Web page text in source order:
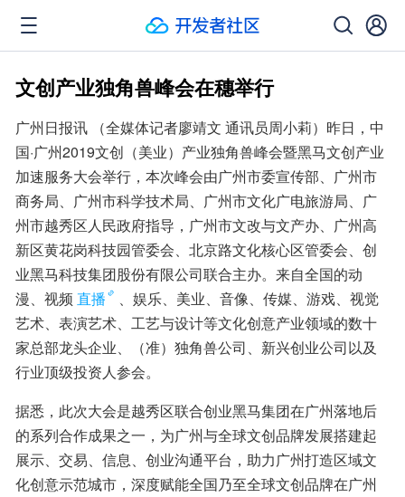
文创产业独角兽峰会在穗举行
广州日报讯 （全媒体记者廖靖文 通讯员周小莉）昨日，中
国·广州2019文创（美业）产业独角兽峰会暨黑马文创产业
加速服务大会举行，本次峰会由广州市委宣传部、广州市
商务局、广州市科学技术局、广州市文化广电旅游局、广
州市越秀区人民政府指导，广州市文改与文产办、广州高
新区黄花岗科技园管委会、北京路文化核心区管委会、创
业黑马科技集团股份有限公司联合主办。来自全国的动
漫、视频 直播
、娱乐、美业、音像、传媒、游戏、视觉
艺术、表演艺术、工艺与设计等文化创意产业领域的数十
家总部龙头企业、（准）独角兽公司、新兴创业公司以及
行业顶级投资人参会。
据悉，此次大会是越秀区联合创业黑马集团在广州落地后
的系列合作成果之一，为广州与全球文创品牌发展搭建起
展示、交易、信息、创业沟通平台，助力广州打造区域文
化创意示范城市，深度赋能全国乃至全球文创品牌在广州